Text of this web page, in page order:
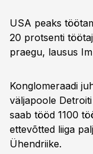
USA peaks
20 protsenti
praegu, lausus
Konglomeraadi
väljapoole
saab tööd 1100
ettevõtted liiga
Ühendriike.